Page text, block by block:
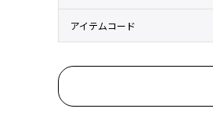
アイテムコード